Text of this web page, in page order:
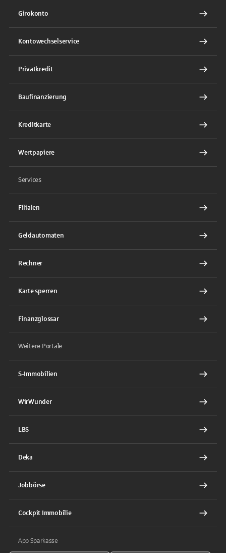
Girokonto
Kontowechselservice
Privatkredit
Baufinanzierung
Kreditkarte
Wertpapiere
Services
Filialen
Geldautomaten
Rechner
Karte sperren
Finanzglossar
Weitere Portale
S-Immobilien
WirWunder
LBS
Deka
Jobbörse
Cockpit Immobilie
App Sparkasse